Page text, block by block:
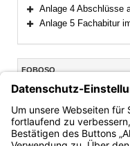
Bereich erweitern
Anlage 4 Abschlüsse
Anlage 5 Fachabitur
Inhalt
FOBOSO
Fassung: 28.08.2017
§ 16 (aufgehoben)